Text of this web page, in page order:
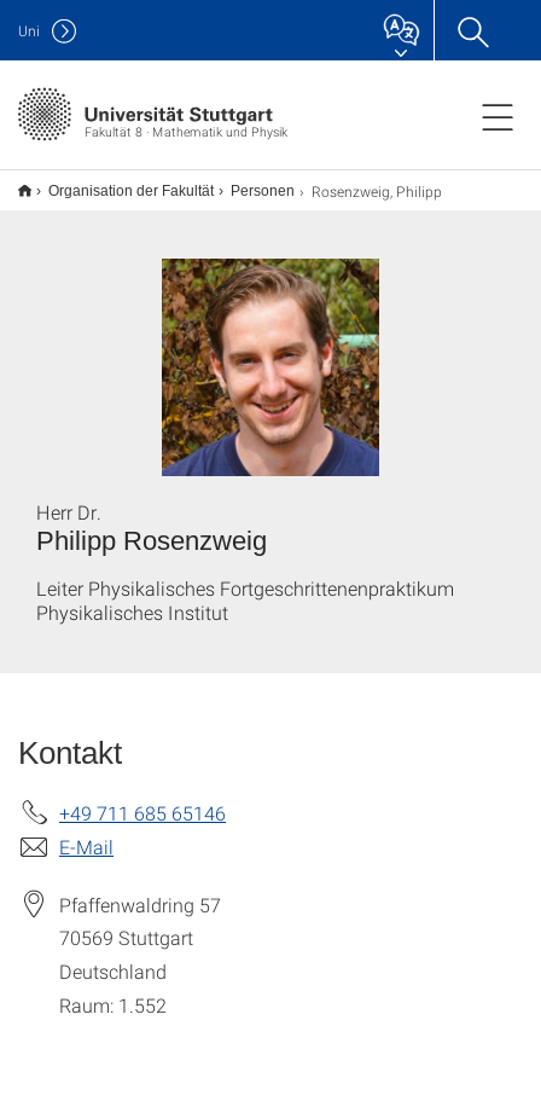
Fakultät 8 · Mathematik und Physik
Uni
Organisation der Fakultät Personen Rosenzweig, Philipp
Philipp Rosenzweig
Herr Dr.
Leiter Physikalisches Fortgeschrittenenpraktikum
Physikalisches Institut
Kontakt
+49 711 685 65146
E-Mail
Pfaffenwaldring 57
70569 Stuttgart
Deutschland
Raum: 1.552